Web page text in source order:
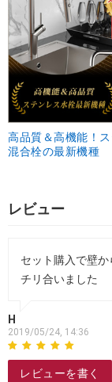
高品質＆高機能！
混合栓の最新機種
レビュー
セット購入で壁
チリ合いました
H
2019/05/24, 14:36
レビューを書く